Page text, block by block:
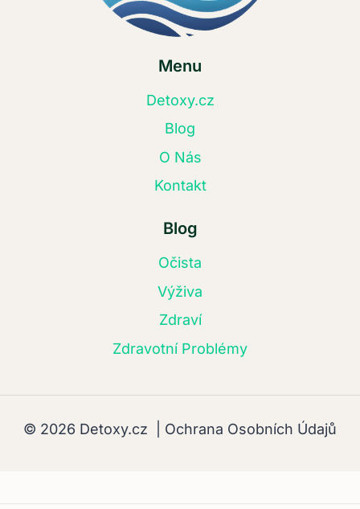
Menu
Detoxy.cz
Blog
O Nás
Kontakt
Blog
Očista
Výživa
Zdraví
Zdravotní Problémy
© 2026 Detoxy.cz | Ochrana Osobních Údajů